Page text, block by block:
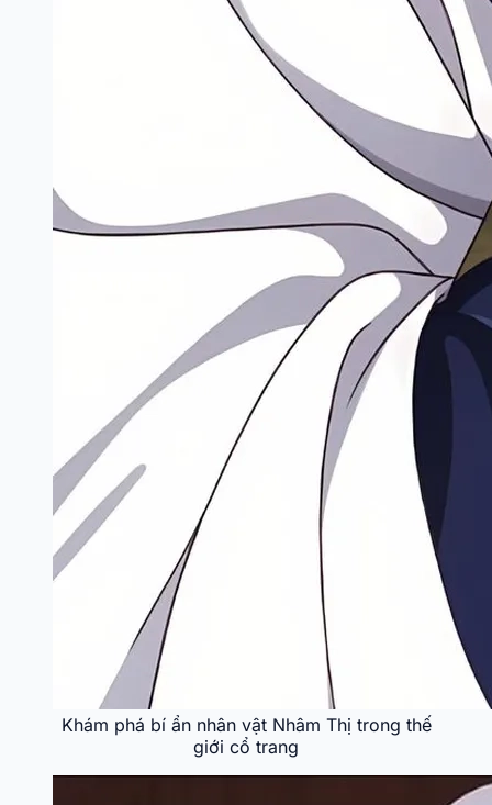
Khám phá bí ẩn nhân vật Nhâm Thị trong thế
giới cổ trang